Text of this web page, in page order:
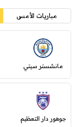
مباريات الأمس
مانشستر سيتي
جوهور دار التعظيم